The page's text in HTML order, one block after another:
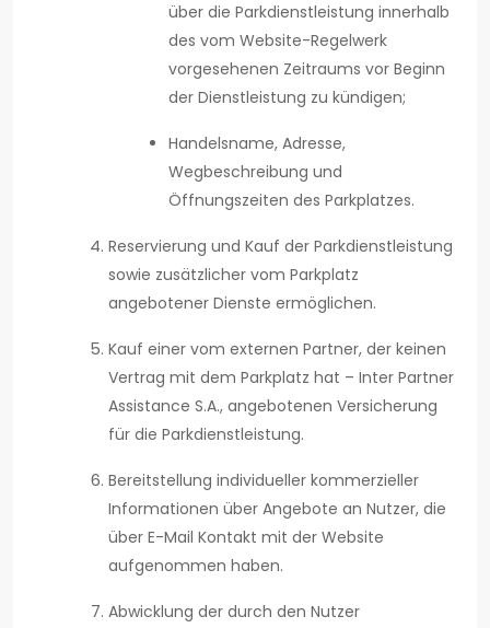
über die Parkdienstleistung innerhalb
des vom Website-Regelwerk
vorgesehenen Zeitraums vor Beginn
der Dienstleistung zu kündigen;
Handelsname, Adresse,
Wegbeschreibung und
Öffnungszeiten des Parkplatzes.
Reservierung und Kauf der Parkdienstleistung
sowie zusätzlicher vom Parkplatz
angebotener Dienste ermöglichen.
Kauf einer vom externen Partner, der keinen
Vertrag mit dem Parkplatz hat – Inter Partner
Assistance S.A., angebotenen Versicherung
für die Parkdienstleistung.
Bereitstellung individueller kommerzieller
Informationen über Angebote an Nutzer, die
über E-Mail Kontakt mit der Website
aufgenommen haben.
Abwicklung der durch den Nutzer